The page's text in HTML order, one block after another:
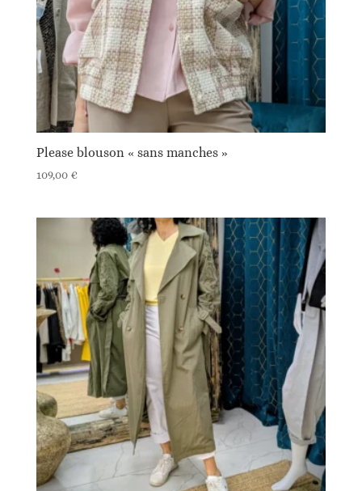
Please blouson « sans manches »
109,00 €